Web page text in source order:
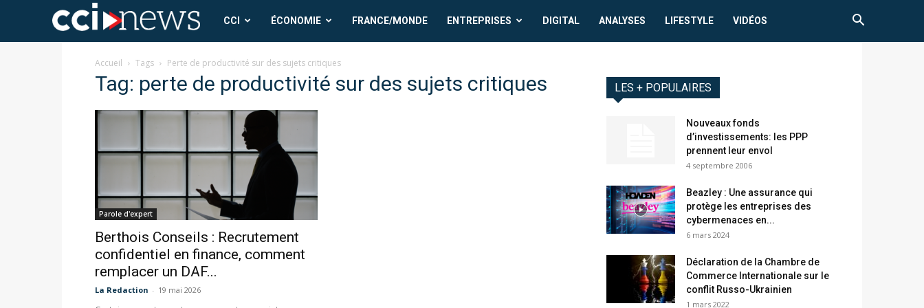
CCI
News
CCI ÉCONOMIE FRANCE/MONDE ENTREPRISES DIGITAL ANALYSES LIFESTYLE VIDÉOS
Accueil Tags Perte de productivité sur des sujets critiques
Tag: perte de productivité sur des sujets critiques
Parole d'expert
Berthois Conseils : Recrutement
confidentiel en finance, comment
remplacer un DAF...
La Redaction - 19 mai 2026
LES + POPULAIRES
Nouveaux fonds
d’investissements: les PPP
prennent leur envol
4 septembre 2006
Beazley : Une assurance qui
protège les entreprises des
cybermenaces en...
6 mars 2024
Déclaration de la Chambre de
Commerce Internationale sur le
conflit Russo-Ukrainien
1 mars 2022